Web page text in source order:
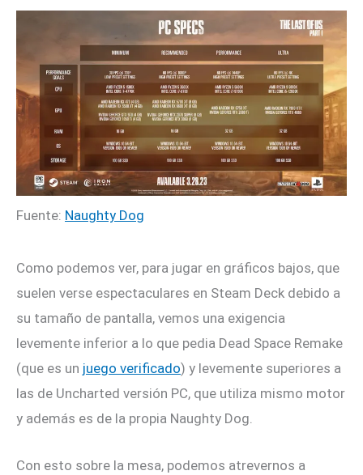
Fuente: Naughty Dog
Como podemos ver, para jugar en gráficos bajos, que
suelen verse espectaculares en Steam Deck debido a
su tamaño de pantalla, vemos una exigencia
levemente inferior a lo que pedia Dead Space Remake
(que es un juego verificado) y levemente superiores a
las de Uncharted versión PC, que utiliza mismo motor
y además es de la propia Naughty Dog.
Con esto sobre la mesa, podemos atrevernos a